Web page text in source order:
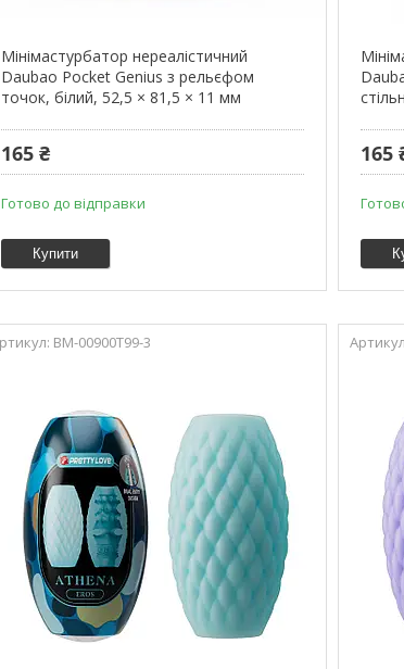
Мінімастурбатор нереалістичний
Daubao Pocket Genius з рельєфом
точок, білий, 52,5 × 81,5 × 11 мм
165 ₴
Готово до відправки
Купити
165
BM-00900T99-3